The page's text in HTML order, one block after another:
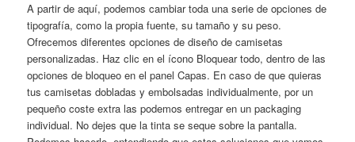
A partir de aquí, podemos cambiar toda una serie de opciones de
tipografía, como la propia fuente, su tamaño y su peso.
Ofrecemos diferentes opciones de diseño de camisetas
personalizadas. Haz clic en el ícono Bloquear todo, dentro de las
opciones de bloqueo en el panel Capas. En caso de que quieras
tus camisetas dobladas y embolsadas individualmente, por un
pequeño coste extra las podemos entregar en un packaging
individual. No dejes que la tinta se seque sobre la pantalla.